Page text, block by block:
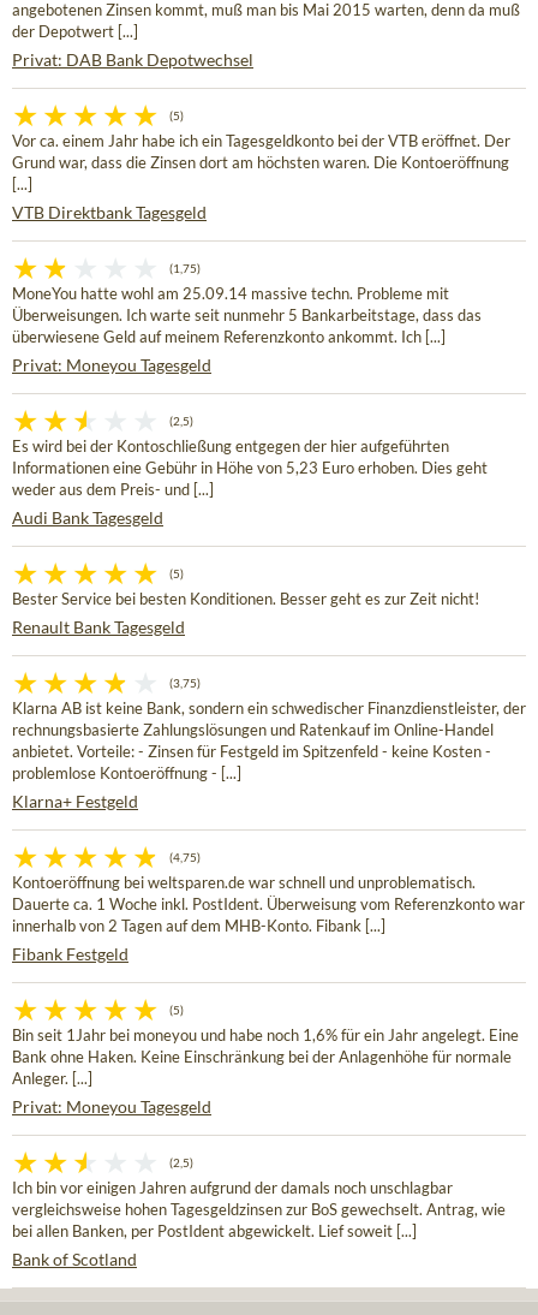
angebotenen Zinsen kommt, muß man bis Mai 2015 warten, denn da muß
der Depotwert [...]
Privat: DAB Bank Depotwechsel
(5)
Vor ca. einem Jahr habe ich ein Tagesgeldkonto bei der VTB eröffnet. Der
Grund war, dass die Zinsen dort am höchsten waren. Die Kontoeröffnung
[...]
VTB Direktbank Tagesgeld
(1,75)
MoneYou hatte wohl am 25.09.14 massive techn. Probleme mit
Überweisungen. Ich warte seit nunmehr 5 Bankarbeitstage, dass das
überwiesene Geld auf meinem Referenzkonto ankommt. Ich [...]
Privat: Moneyou Tagesgeld
(2,5)
Es wird bei der Kontoschließung entgegen der hier aufgeführten
Informationen eine Gebühr in Höhe von 5,23 Euro erhoben. Dies geht
weder aus dem Preis- und [...]
Audi Bank Tagesgeld
(5)
Bester Service bei besten Konditionen. Besser geht es zur Zeit nicht!
Renault Bank Tagesgeld
(3,75)
Klarna AB ist keine Bank, sondern ein schwedischer Finanzdienstleister, der
rechnungsbasierte Zahlungslösungen und Ratenkauf im Online-Handel
anbietet. Vorteile: - Zinsen für Festgeld im Spitzenfeld - keine Kosten -
problemlose Kontoeröffnung - [...]
Klarna+ Festgeld
(4,75)
Kontoeröffnung bei weltsparen.de war schnell und unproblematisch.
Dauerte ca. 1 Woche inkl. PostIdent. Überweisung vom Referenzkonto war
innerhalb von 2 Tagen auf dem MHB-Konto. Fibank [...]
Fibank Festgeld
(5)
Bin seit 1Jahr bei moneyou und habe noch 1,6% für ein Jahr angelegt. Eine
Bank ohne Haken. Keine Einschränkung bei der Anlagenhöhe für normale
Anleger. [...]
Privat: Moneyou Tagesgeld
(2,5)
Ich bin vor einigen Jahren aufgrund der damals noch unschlagbar
vergleichsweise hohen Tagesgeldzinsen zur BoS gewechselt. Antrag, wie
bei allen Banken, per PostIdent abgewickelt. Lief soweit [...]
Bank of Scotland